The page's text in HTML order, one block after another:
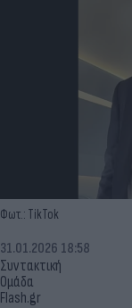
Φωτ.: TikTok
Συντακτική
Ομάδα
Flash.gr
31.01.2026 18:58